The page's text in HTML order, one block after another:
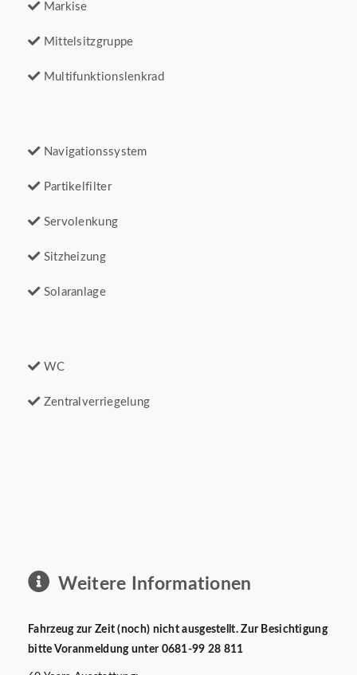
Markise
Mittelsitzgruppe
Multifunktionslenkrad
Navigationssystem
Partikelfilter
Servolenkung
Sitzheizung
Solaranlage
WC
Zentralverriegelung
Weitere Informationen
Fahrzeug zur Zeit (noch) nicht ausgestellt. Zur Besichtigung
bitte Voranmeldung unter 0681-99 28 811